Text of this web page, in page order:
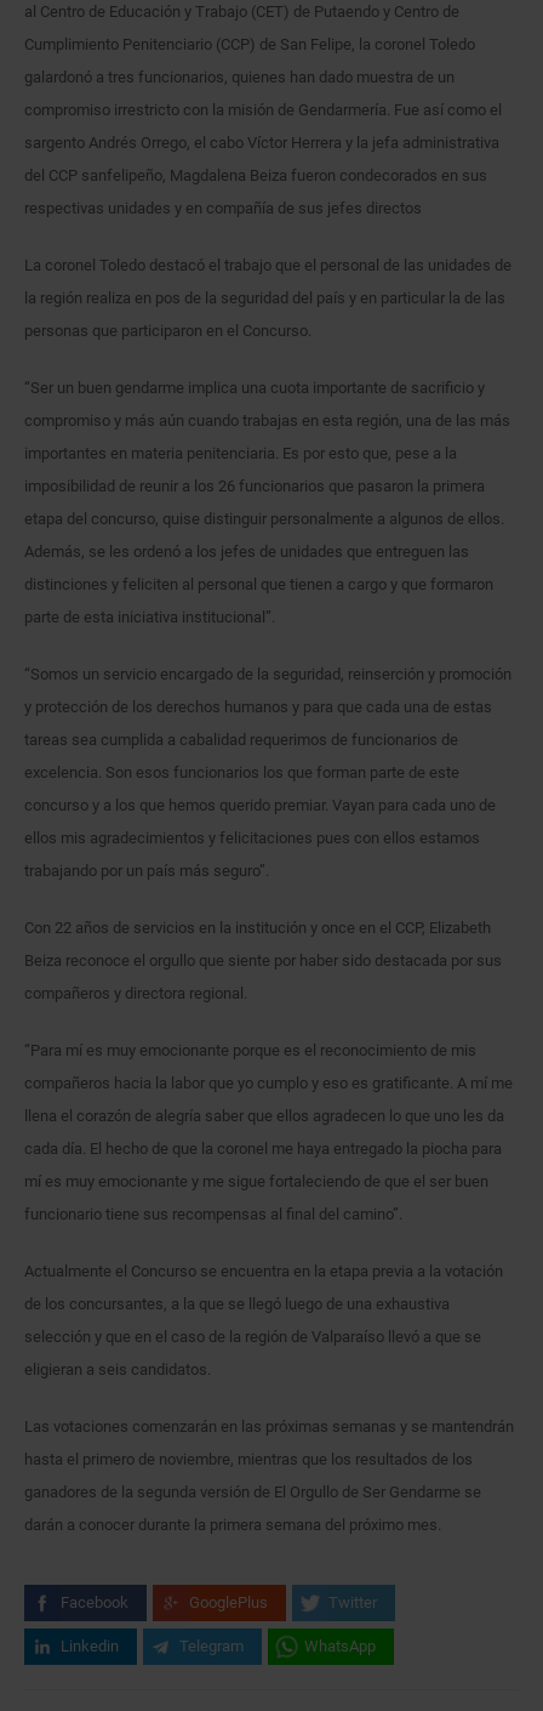
al Centro de Educación y Trabajo (CET) de Putaendo y Centro de
Cumplimiento Penitenciario (CCP) de San Felipe, la coronel Toledo
galardonó a tres funcionarios, quienes han dado muestra de un
compromiso irrestricto con la misión de Gendarmería. Fue así como el
sargento Andrés Orrego, el cabo Víctor Herrera y la jefa administrativa
del CCP sanfelipeño, Magdalena Beiza fueron condecorados en sus
respectivas unidades y en compañía de sus jefes directos
La coronel Toledo destacó el trabajo que el personal de las unidades de
la región realiza en pos de la seguridad del país y en particular la de las
personas que participaron en el Concurso.
“Ser un buen gendarme implica una cuota importante de sacrificio y
compromiso y más aún cuando trabajas en esta región, una de las más
importantes en materia penitenciaria. Es por esto que, pese a la
imposibilidad de reunir a los 26 funcionarios que pasaron la primera
etapa del concurso, quise distinguir personalmente a algunos de ellos.
Además, se les ordenó a los jefes de unidades que entreguen las
distinciones y feliciten al personal que tienen a cargo y que formaron
parte de esta iniciativa institucional”.
“Somos un servicio encargado de la seguridad, reinserción y promoción
y protección de los derechos humanos y para que cada una de estas
tareas sea cumplida a cabalidad requerimos de funcionarios de
excelencia. Son esos funcionarios los que forman parte de este
concurso y a los que hemos querido premiar. Vayan para cada uno de
ellos mis agradecimientos y felicitaciones pues con ellos estamos
trabajando por un país más seguro”.
Con 22 años de servicios en la institución y once en el CCP, Elizabeth
Beiza reconoce el orgullo que siente por haber sido destacada por sus
compañeros y directora regional.
“Para mí es muy emocionante porque es el reconocimiento de mis
compañeros hacia la labor que yo cumplo y eso es gratificante. A mí me
llena el corazón de alegría saber que ellos agradecen lo que uno les da
cada día. El hecho de que la coronel me haya entregado la piocha para
mí es muy emocionante y me sigue fortaleciendo de que el ser buen
funcionario tiene sus recompensas al final del camino”.
Actualmente el Concurso se encuentra en la etapa previa a la votación
de los concursantes, a la que se llegó luego de una exhaustiva
selección y que en el caso de la región de Valparaíso llevó a que se
eligieran a seis candidatos.
Las votaciones comenzarán en las próximas semanas y se mantendrán
hasta el primero de noviembre, mientras que los resultados de los
ganadores de la segunda versión de El Orgullo de Ser Gendarme se
darán a conocer durante la primera semana del próximo mes.
Facebook GooglePlus Twitter
Linkedin Telegram WhatsApp